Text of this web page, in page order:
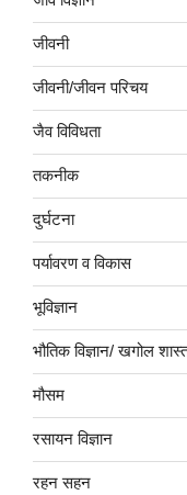
जीवनी
जीवनी/जीवन परिचय
जैव विविधता
तकनीक
दुर्घटना
पर्यावरण व विकास
भूविज्ञान
भौतिक विज्ञान/ खगोल
मौसम
रसायन विज्ञान
रहन सहन